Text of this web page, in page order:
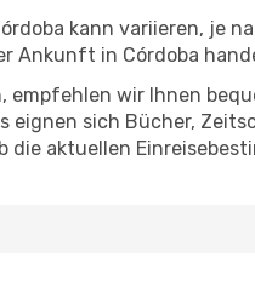
kann variieren, je
Ankunft in Córdoba
wir Ihnen
sich Bücher,
die aktuellen